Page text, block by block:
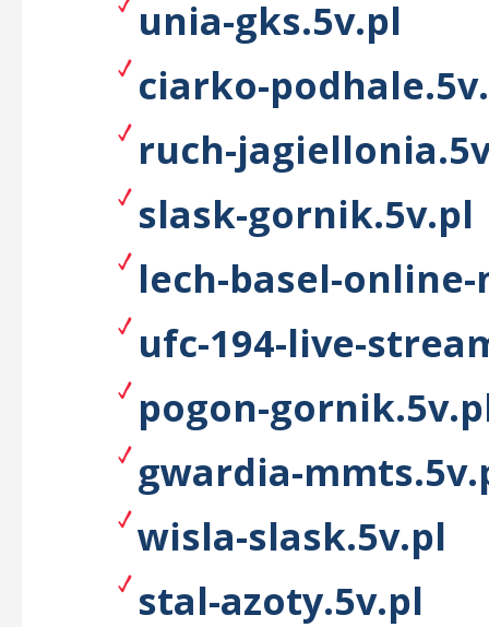
unia-gks.5v.pl
ciarko-
ruch-
slask-gornik.5v.pl
lech-basel-
ufc-194-live-
pogon-
gwardia-
wisla-slask.5v.pl
stal-azoty.5v.pl